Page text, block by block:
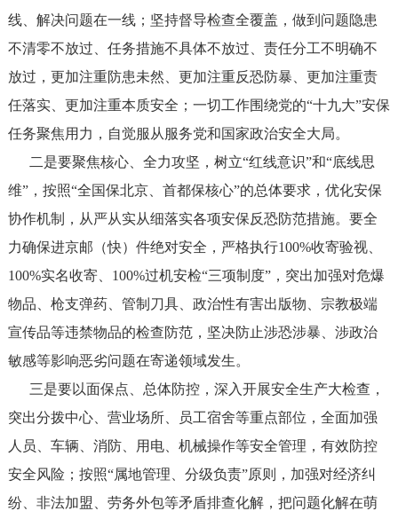
线、解决问题在一线；坚持督导检查全覆盖，做到问题隐患
不清零不放过、任务措施不具体不放过、责任分工不明确不
放过，更加注重防患未然、更加注重反恐防暴、更加注重责
任落实、更加注重本质安全；一切工作围绕党的“十九大”安保
任务聚焦用力，自觉服从服务党和国家政治安全大局。
二是要聚焦核心、全力攻坚，树立“红线意识”和“底线思
维”，按照“全国保北京、首都保核心”的总体要求，优化安保
协作机制，从严从实从细落实各项安保反恐防范措施。要全
力确保进京邮（快）件绝对安全，严格执行100%收寄验视、
100%实名收寄、100%过机安检“三项制度”，突出加强对危爆
物品、枪支弹药、管制刀具、政治性有害出版物、宗教极端
宣传品等违禁物品的检查防范，坚决防止涉恐涉暴、涉政治
敏感等影响恶劣问题在寄递领域发生。
三是要以面保点、总体防控，深入开展安全生产大检查，
突出分拨中心、营业场所、员工宿舍等重点部位，全面加强
人员、车辆、消防、用电、机械操作等安全管理，有效防控
安全风险；按照“属地管理、分级负责”原则，加强对经济纠
纷、非法加盟、劳务外包等矛盾排查化解，把问题化解在萌